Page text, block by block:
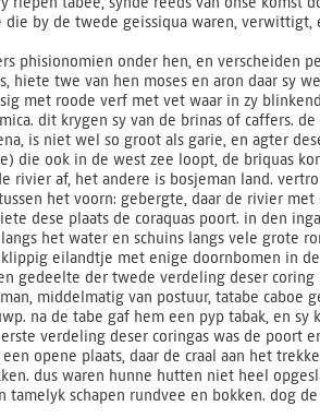
die by de twede geissiqua waren, verwittigt,
phisionomien onder hen, en verscheiden
hiete twe van hen moses en aron daar sy
met roode verf met vet waar in zy
dit krygen sy van de brinas of caffers.
is niet wel so groot als garie, en agter
die ook in de west zee loopt, de briquas
rivier af, het andere is bosjeman land.
het voorn: gebergte, daar de rivier met
dese plaats de coraquas poort. in den
het water en schuins langs vele grote
eilandtje met enige doornbomen in
gedeelte der twede verdeling deser coring
middelmatig van postuur, tatabe caboe
na de tabe gaf hem een pyp tabak, en sy
verdeling deser coringas was de poort
opene plaats, daar de craal aan het
dus waren hunne hutten niet heel
tamelyk schapen rundvee en bokken. dog